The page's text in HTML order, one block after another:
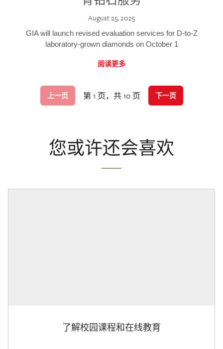
August 25, 2025
GIA will launch revised evaluation services for D-to-Z
laboratory-grown diamonds on October 1
阅读更多
上一页 第 1 页，共 10 页 下一页
您或许还会喜欢
了解校园课程和在线教育